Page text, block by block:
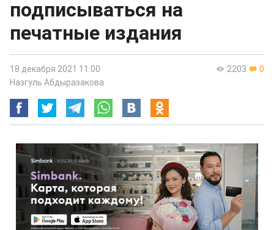
подписываться на
печатные издания
2203 0
18 декабря 2021 11:00
Назгуль Абдыразакова